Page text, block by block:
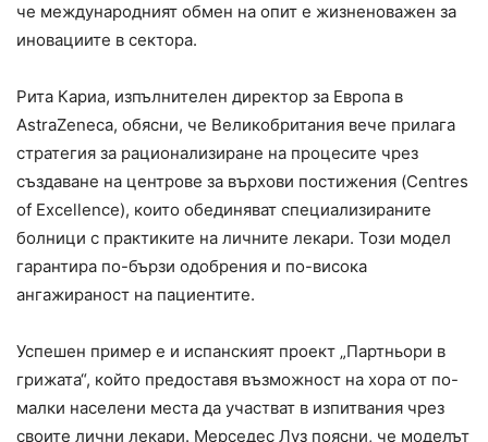
че международният обмен на опит е жизненоважен за
иновациите в сектора.
Рита Кариа, изпълнителен директор за Европа в
AstraZeneca, обясни, че Великобритания вече прилага
стратегия за рационализиране на процесите чрез
създаване на центрове за върхови постижения (Centres
of Excellence), които обединяват специализираните
болници с практиките на личните лекари. Този модел
гарантира по-бързи одобрения и по-висока
ангажираност на пациентите.
Успешен пример е и испанският проект „Партньори в
грижата“, който предоставя възможност на хора от по-
малки населени места да участват в изпитвания чрез
своите лични лекари. Мерседес Луз поясни, че моделът